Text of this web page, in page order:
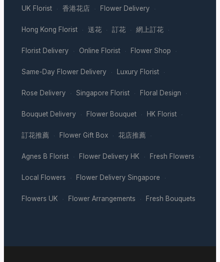
UK Florist · 香港花店 · Flower Delivery ·
Hong Kong Florist · 送花 · 訂花 · 網上訂花 ·
Florist Delivery · Online Florist · Flower Shop ·
Same-Day Flower Delivery · Luxury Florist ·
Rose Delivery · Singapore Florist · Floral Design ·
Bouquet Delivery · Flower Bouquet · HK Florist ·
訂花推薦 · Flower Gift Box · 花店推薦 ·
Agnes B Florist · Flower Delivery HK · Fresh Flowers ·
Local Flowers · Flower Delivery Singapore ·
Flowers UK · Flower Arrangements · Fresh Bouquets